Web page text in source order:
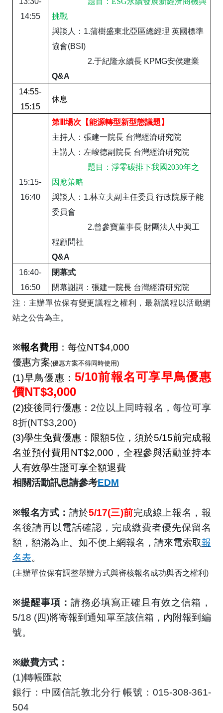
14:55
挑戰
與談人： 1.蒲樹盛東北亞區總經理 英國標準
協會(BSI)
2.于紀隆永續長KPMG安侯建業
Q&A
14:55-
15:15
休息
15:15-
16:40
第Ⅲ場次 【能源轉型新型態議題】
主持人：張建一院長 台灣經濟研究院
主講人：左峻德副院長 台灣經濟研究院
題目：淨零碳排下我國2030年之
因應策略
與談人： 1.林立夫副主任委員 行政院原子能
委員會
2.曾參寶董事長 財團法人中興工
程顧問社
Q&A
16:40-
16:50
閉幕式
閉幕謝詞： 張建一院長 台灣經濟研究院
注：主辦單位保有變更議程之權利，最新議程以活動網
站之公告為主。
※報名費用 ：每位NT$4,000
優惠方案(優惠方案不得同時使用)
(1)早鳥優惠：5/10前報名可享早鳥優惠
價NT$3,000
(2)疫後同行優惠： 2位以上同時報名 ， 每位可享
8折(NT$3,200)
(3)學生免費優惠：限額5位，須於5/15前完成報
名並預付費用 NT$2,000 ，全程參與活動並持本
人有效學生證可享全額退費
相關活動訊息請參考EDM
※報名方式： 請於5/17(三)前完成線上報名，報
名後請再以電話確認，完成繳費者優先保留名
額，額滿為止。如不便上網報名，請來電索取報
名表。
(主辦單位保有調整舉辦方式與審核報名成功與否之權利 )
※提醒事項：請務必填寫正確且有效之信箱 ，
5/18 (四)將寄報到通知單至該信箱 ，內附報到編
號。
※繳費方式：
(1)轉帳匯款
銀行：中國信託敦北分行 帳號： 015-308-361-
504